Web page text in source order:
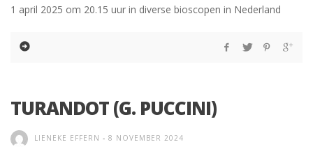
1 april 2025 om 20.15 uur in diverse bioscopen in Nederland
TURANDOT (G. PUCCINI)
LIENEKE EFFERN - 8 NOVEMBER 2024